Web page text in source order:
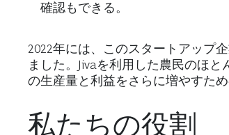
確認もできる。
2022年には、このスタートアップ
ました。Jivaを利用した農民のほ
の生産量と利益をさらに増やすた
私たちの役割